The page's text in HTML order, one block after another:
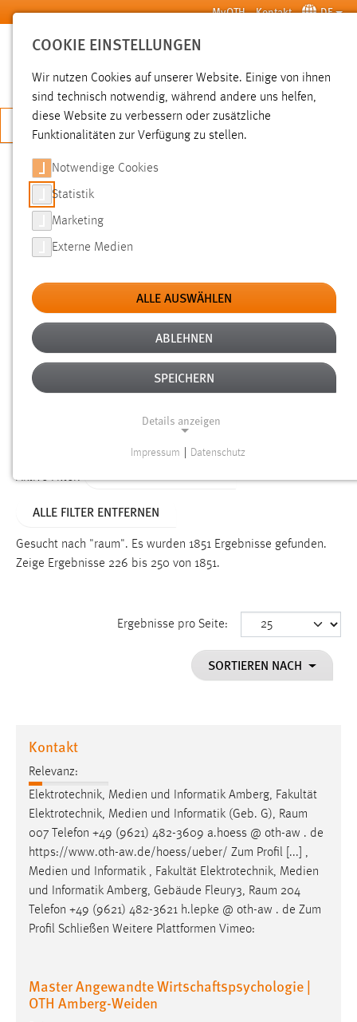
Zum Hauptinhalt springen MyOTH Kontakt DE
SUCHE
JETZT BEWERBEN
SUCHE
FILTER
Typ
Erstellungsdatum
Alter
Aktive Filter:
ALLE FILTER ENTFERNEN
Gesucht nach "raum". Es wurden 1851 Ergebnisse gefunden.
Zeige Ergebnisse 226 bis 250 von 1851.
Ergebnisse pro Seite:
SORTIEREN NACH
Kontakt
Relevanz:
Elektrotechnik, Medien und Informatik Amberg, Fakultät
Elektrotechnik, Medien und Informatik (Geb. G), Raum
007 Telefon +49 (9621) 482-3609 a.hoess @ oth-aw . de
https://www.oth-aw.de/hoess/ueber/ Zum Profil [...] ,
Medien und Informatik , Fakultät Elektrotechnik, Medien
und Informatik Amberg, Gebäude Fleury3, Raum 204
Telefon +49 (9621) 482-3621 h.lepke @ oth-aw . de Zum
Profil Schließen Weitere Plattformen Vimeo:
Master Angewandte Wirtschaftspsychologie |
OTH Amberg-Weiden
COOKIE EINSTELLUNGEN
Wir nutzen Cookies auf unserer Website. Einige von ihnen
sind technisch notwendig, während andere uns helfen,
diese Website zu verbessern oder zusätzliche
Funktionalitäten zur Verfügung zu stellen.
Notwendige Cookies
Statistik
Marketing
Externe Medien
ALLE AUSWÄHLEN
ABLEHNEN
SPEICHERN
Details anzeigen
Funktionen und sind für die einwandfreie Funktion der
Einverständnis
cookie_consent
Dieser Cookie speichert die ausgewählten Einverständnis-
Performance
Name:
Zweck:
Für performante Seitenauslieferung wird in diesem Cookie
gespeichert, ob man eingeloggt ist.
Sprachpräferenz
site-language-preference
Impressum Datenschutz